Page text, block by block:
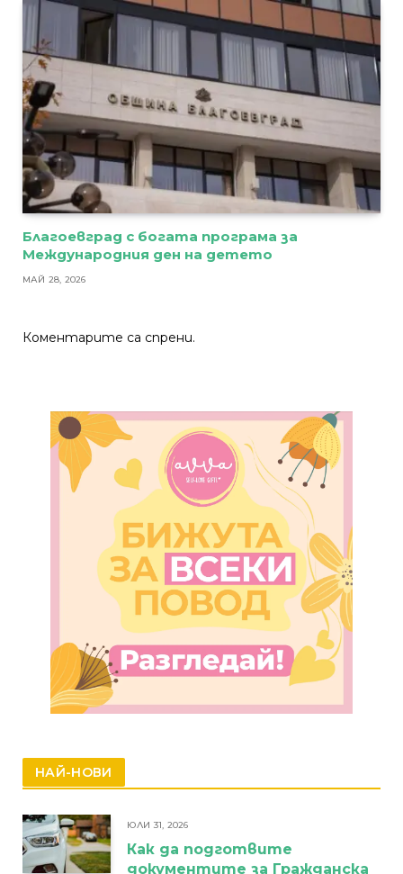
Благоевград с богата програма за
Международния ден на детето
МАЙ 28, 2026
Коментарите са спрени.
НАЙ-НОВИ
ЮЛИ 31, 2026
Как да подготвите
документите за Гражданска